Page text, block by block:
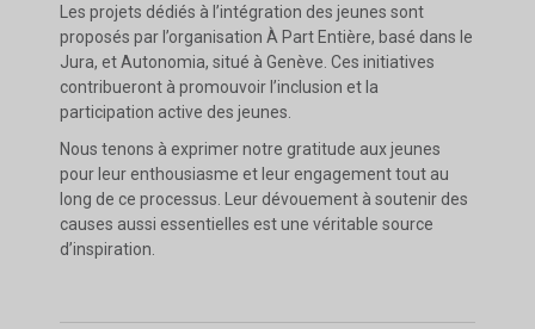
Les projets dédiés à l’intégration des jeunes sont
proposés par l’organisation À Part Entière, basé dans le
Jura, et Autonomia, situé à Genève. Ces initiatives
contribueront à promouvoir l’inclusion et la
participation active des jeunes.
Nous tenons à exprimer notre gratitude aux jeunes
pour leur enthousiasme et leur engagement tout au
long de ce processus. Leur dévouement à soutenir des
causes aussi essentielles est une véritable source
d’inspiration.